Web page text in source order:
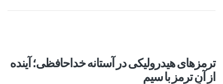
ترمزهای هیدرولیکی در آستانه خداحافظی؛ آینده
از آنِ ترمز با سیم